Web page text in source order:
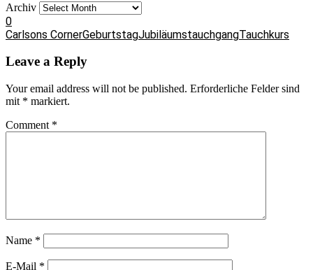
Archiv
0
Carlsons CornerGeburtstagJubiläumstauchgangTauchkurs
Leave a Reply
Your email address will not be published. Erforderliche Felder sind
mit * markiert.
Comment *
Name *
E-Mail *